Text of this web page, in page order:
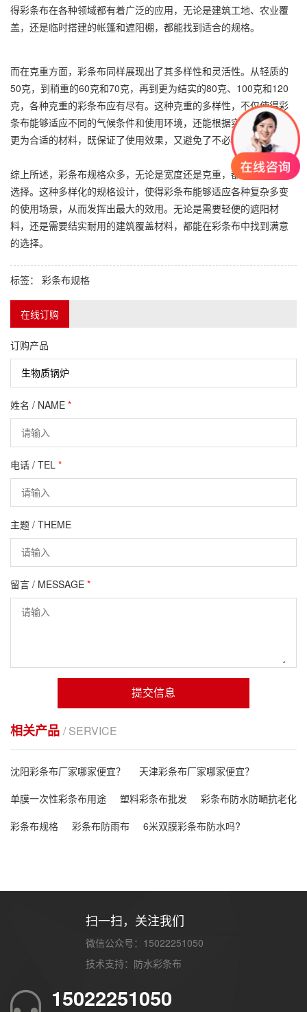
得彩条布在各种领域都有着广泛的应用，无论是建筑工地、农业覆
盖，还是临时搭建的帐篷和遮阳棚，都能找到适合的规格。
而在克重方面， 彩条布同样展现出了其多样性和灵活性。从轻质的
50克，到稍重的60克和70克，再到更为结实的80克、100克和120
克，各种克重的彩条布应有尽有。这种克重的多样性，不仅使得彩
条布能够适应不同的气候条件和使用环境，还能根据实际需要选择
更为合适的材料，既保证了使用效果，又避免了不必要的浪费。
综上所述，彩条布规格众多，无论是宽度还是克重，都有着丰富的
选择。这种多样化的规格设计，使得彩条布能够适应各种复杂多变
的使用场景，从而发挥出最大的效用。无论是需要轻便的遮阳材
料，还是需要结实耐用的建筑覆盖材料，都能在彩条布中找到满意
的选择。
标签： 彩条布规格
在线订购
订购产品
姓名 / NAME *
电话 / TEL *
主题 / THEME
留言 / MESSAGE *
提交信息
相关产品 / SERVICE
沈阳彩条布厂家哪家便宜？
天津彩条布厂家哪家便宜？
单膜一次性彩条布用途
塑料彩条布批发
彩条布防水防嗮抗老化
彩条布规格
彩条布防雨布 6米双膜彩条布防水吗?
扫一扫，关注我们
微信公众号：15022251050
技术支持： 防水彩条布
15022251050